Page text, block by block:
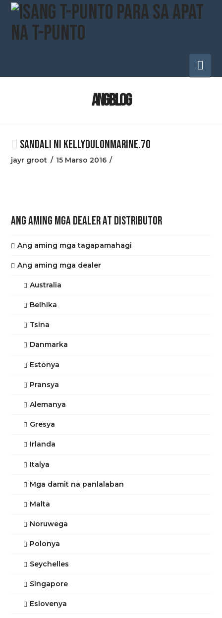
ANG BLOG
SANDALI NI KELLYDULONMARINE.70
jayr groot 15 Marso 2016
ANG AMING MGA DEALER AT DISTRIBUTOR
Ang aming mga tagapamahagi
Ang aming mga dealer
Australia
Belhika
Tsina
Danmarka
Estonya
Pransya
Alemanya
Gresya
Irlanda
Italya
Mga damit na panlalaban
Malta
Noruwega
Polonya
Seychelles
Singapore
Eslovenya